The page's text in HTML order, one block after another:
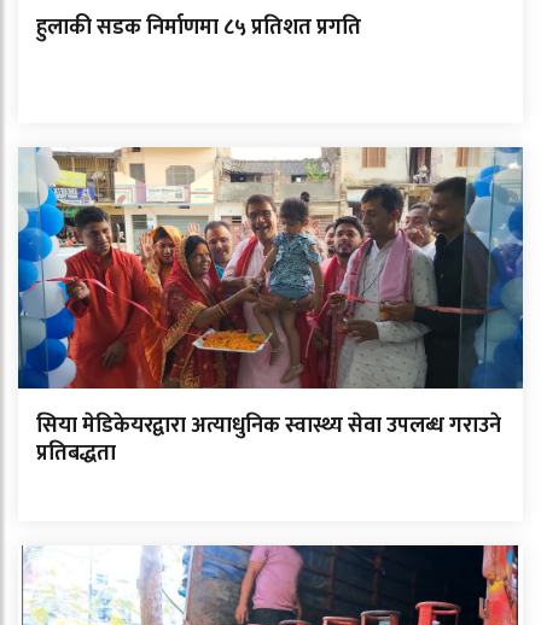
हुलाकी सडक निर्माणमा ८५ प्रतिशत प्रगति
सिया मेडिकेयरद्वारा अत्याधुनिक स्वास्थ्य सेवा उपलब्ध गराउने
प्रतिबद्धता